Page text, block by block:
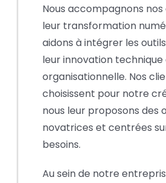
Nous accompagnons
leur transformation
aidons à intégrer les
leur innovation technique
organisationnelle. Nos
choisissent pour notre
nous leur proposons des
novatrices et centrées
besoins.
Au sein de notre